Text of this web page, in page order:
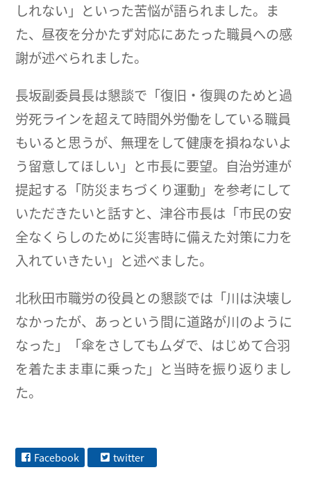
しれない」といった苦悩が語られました。ま
た、昼夜を分かたず対応にあたった職員への感
謝が述べられました。
長坂副委員長は懇談で「復旧・復興のためと過
労死ラインを超えて時間外労働をしている職員
もいると思うが、無理をして健康を損ねないよ
う留意してほしい」と市長に要望。自治労連が
提起する「防災まちづくり運動」を参考にして
いただきたいと話すと、津谷市長は「市民の安
全なくらしのために災害時に備えた対策に力を
入れていきたい」と述べました。
北秋田市職労の役員との懇談では「川は決壊し
なかったが、あっという間に道路が川のように
なった」「傘をさしてもムダで、はじめて合羽
を着たまま車に乗った」と当時を振り返りまし
た。
Facebook twitter